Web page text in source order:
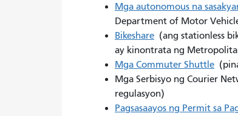
Mga autonomous na
Department of Motor
Bikeshare (ang stationless
ay kinontrata ng
Mga Commuter Shuttle
Mga Serbisyo ng Courier
regulasyon)
Pagsasaayos ng Permit sa